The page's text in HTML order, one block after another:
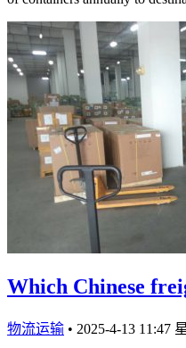
Which Chinese
物流运输 • 2025-4-13 11:47